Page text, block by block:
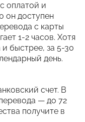
оплатой и
он доступен
c карты
1-2 часов. Хотя
быстрее, за 5-30
день.
счет. В
— до 72
получите в